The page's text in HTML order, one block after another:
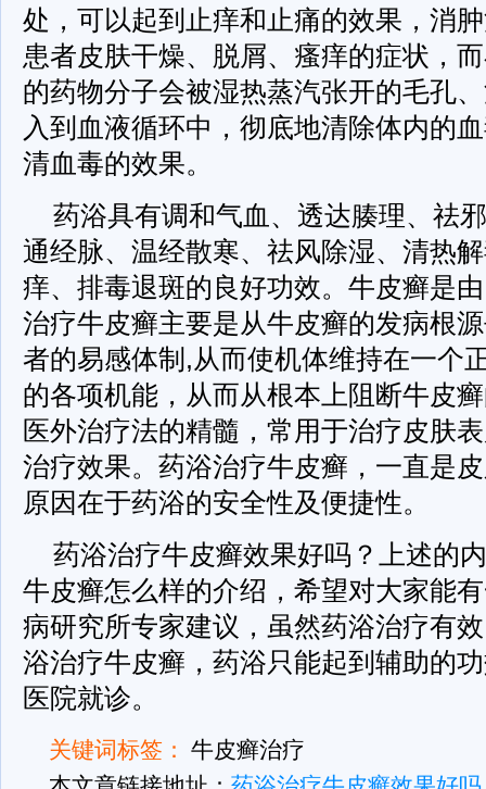
处，可以起到止痒和止痛的效果，消
患者皮肤干燥、脱屑、瘙痒的症状，
的药物分子会被湿热蒸汽张开的毛孔
入到血液循环中，彻底地清除体内的
清血毒的效果。
药浴具有调和气血、透达腠理、祛
通经脉、温经散寒、祛风除湿、清热
痒、排毒退斑的良好功效。牛皮癣是
治疗牛皮癣主要是从牛皮癣的发病根
者的易感体制,从而使机体维持在一个
的各项机能，从而从根本上阻断牛皮
医外治疗法的精髓，常用于治疗皮肤
治疗效果。药浴治疗牛皮癣，一直是
原因在于药浴的安全性及便捷性。
药浴治疗牛皮癣效果好吗？上述的
牛皮癣怎么样的介绍，希望对大家能
病研究所专家建议，虽然药浴治疗有
浴治疗牛皮癣，药浴只能起到辅助的
医院就诊。
关键词标签： 牛皮癣治疗